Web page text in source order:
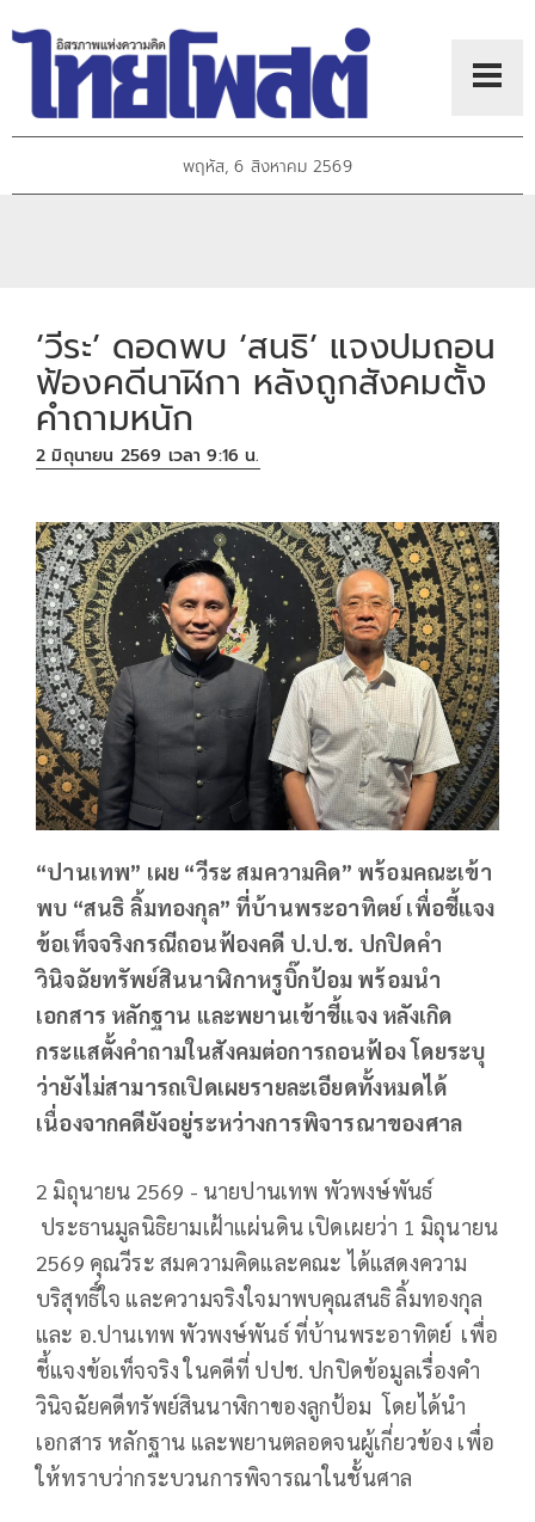
พฤหัส, 6 สิงหาคม 2569
‘วีระ’ ดอดพบ ‘สนธิ’ แจงปมถอน
ฟ้องคดีนาฬิกา หลังถูกสังคมตั้ง
คำถามหนัก
2 มิถุนายน 2569 เวลา 9:16 น.
“ปานเทพ” เผย “วีระ สมความคิด” พร้อมคณะเข้า
พบ “สนธิ ลิ้มทองกุล” ที่บ้านพระอาทิตย์ เพื่อชี้แจง
ข้อเท็จจริงกรณีถอนฟ้องคดี ป.ป.ช. ปกปิดคำ
วินิจฉัยทรัพย์สินนาฬิกาหรูบิ๊กป้อม พร้อมนำ
เอกสาร หลักฐาน และพยานเข้าชี้แจง หลังเกิด
กระแสตั้งคำถามในสังคมต่อการถอนฟ้อง โดยระบุ
ว่ายังไม่สามารถเปิดเผยรายละเอียดทั้งหมดได้
เนื่องจากคดียังอยู่ระหว่างการพิจารณาของศาล
2 มิถุนายน 2569 - นายปานเทพ พัวพงษ์พันธ์
ประธานมูลนิธิยามเฝ้าแผ่นดิน เปิดเผยว่า 1 มิถุนายน
2569 คุณวีระ สมความคิดและคณะ ได้แสดงความ
บริสุทธิ์ใจ และความจริงใจมาพบคุณสนธิ ลิ้มทองกุล
และ อ.ปานเทพ พัวพงษ์พันธ์ ที่บ้านพระอาทิตย์ เพื่อ
ชี้แจงข้อเท็จจริง ในคดีที่ ปปช. ปกปิดข้อมูลเรื่องคำ
วินิจฉัยคดีทรัพย์สินนาฬิกาของลูกป้อม โดยได้นำ
เอกสาร หลักฐาน และพยานตลอดจนผู้เกี่ยวข้อง เพื่อ
ให้ทราบว่ากระบวนการพิจารณาในชั้นศาล